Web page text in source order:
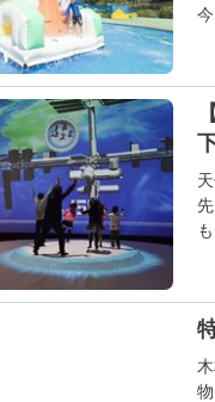
物